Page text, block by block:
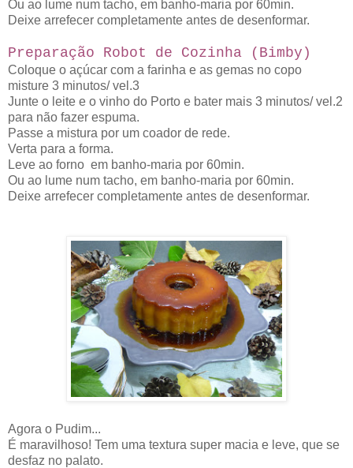
Ou ao lume num tacho, em banho-maria por 60min.
Deixe arrefecer completamente antes de desenformar.
Preparação Robot de Cozinha (Bimby)
Coloque o açúcar com a farinha e as gemas no copo
misture 3 minutos/ vel.3
Junte o leite e o vinho do Porto e bater mais 3 minutos/ vel.2
para não fazer espuma.
Passe a mistura por um coador de rede.
Verta para a forma.
Leve ao forno em banho-maria por 60min.
Ou ao lume num tacho, em banho-maria por 60min.
Deixe arrefecer completamente antes de desenformar.
Agora o Pudim...
É maravilhoso! Tem uma textura super macia e leve, que se
desfaz no palato.